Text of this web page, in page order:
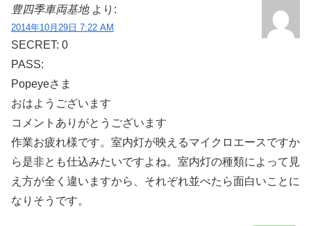
豊四季車両基地 より:
2014年10月29日 7:22 AM
SECRET: 0
PASS:
Popeyeさま
おはようございます
コメントありがとうございます
作業お疲れ様です。室内灯が映えるマイクロエースですか
ら是非とも仕込みたいですよね。室内灯の種類によって見
え方が全く違いますから、それぞれ並べたら面白いことに
なりそうです。